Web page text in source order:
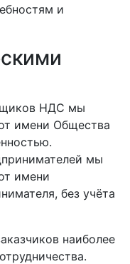
и
НДС мы
имени Общества
мы
имени
без учёта
наиболее